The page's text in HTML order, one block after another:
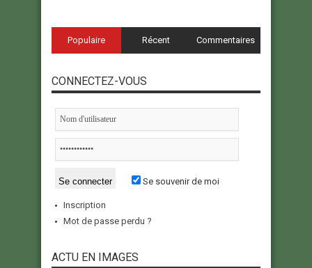
Populaire Récent Commentaires
CONNECTEZ-VOUS
Se souvenir de moi
Inscription
Mot de passe perdu ?
ACTU EN IMAGES